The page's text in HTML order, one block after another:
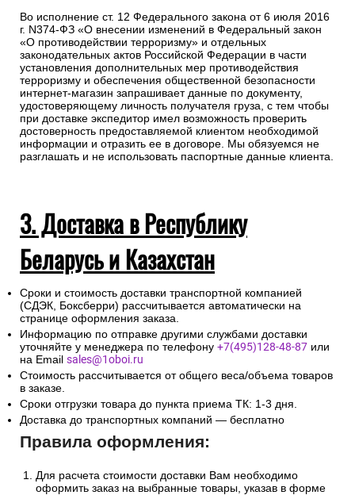
Во исполнение ст. 12 Федерального закона от 6 июля 2016
г. N374-ФЗ «О внесении изменений в Федеральный закон
«О противодействии терроризму» и отдельных
законодательных актов Российской Федерации в части
установления дополнительных мер противодействия
терроризму и обеспечения общественной безопасности
интернет-магазин запрашивает данные по документу,
удостоверяющему личность получателя груза, с тем чтобы
при доставке экспедитор имел возможность проверить
достоверность предоставляемой клиентом необходимой
информации и отразить ее в договоре. Мы обязуемся не
разглашать и не использовать паспортные данные клиента.
3. Доставка в Республику
Беларусь и Казахстан
Сроки и стоимость доставки транспортной компанией
(СДЭК, Боксберри) рассчитывается автоматически на
странице оформления заказа.
Информацию по отправке другими службами доставки
уточняйте у менеджера по телефону +7(495)128-48-87 или
на Email sales@1oboi.ru
Стоимость рассчитывается от общего веса/объема товаров
в заказе.
Сроки отгрузки товара до пункта приема ТК: 1-3 дня.
Доставка до транспортных компаний — бесплатно
Правила оформления:
Для расчета стоимости доставки Вам необходимо
оформить заказ на выбранные товары, указав в форме